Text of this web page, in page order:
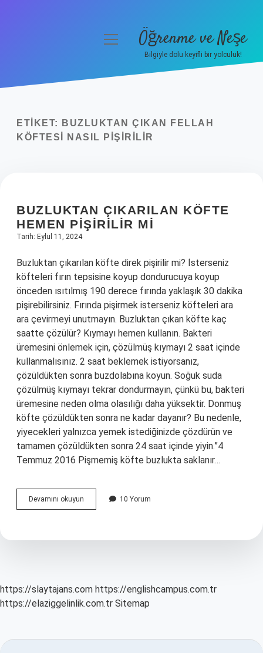
Yasal Uyarı
menüyüÖğrenme ve Neşe
Bilgiyle dolu keyifli bir yolculuk!
ETIKET:
BUZLUKTAN ÇIKAN FELLAH
KÖFTESI NASIL PIŞIRILIR
BUZLUKTAN ÇIKARILAN KÖFTE
HEMEN PIŞIRILIR MI
Tarih: Eylül 11, 2024
Buzluktan çıkarılan köfte direk pişirilir mi? İsterseniz
köfteleri fırın tepsisine koyup dondurucuya koyup
önceden ısıtılmış 190 derece fırında yaklaşık 30 dakika
pişirebilirsiniz. Fırında pişirmek isterseniz köfteleri ara
ara çevirmeyi unutmayın. Buzluktan çıkan köfte kaç
saatte çözülür? Kıymayı hemen kullanın. Bakteri
üremesini önlemek için, çözülmüş kıymayı 2 saat içinde
kullanmalısınız. 2 saat beklemek istiyorsanız,
çözüldükten sonra buzdolabına koyun. Soğuk suda
çözülmüş kıymayı tekrar dondurmayın, çünkü bu, bakteri
üremesine neden olma olasılığı daha yüksektir. Donmuş
köfte çözüldükten sonra ne kadar dayanır? Bu nedenle,
yiyecekleri yalnızca yemek istediğinizde çözdürün ve
tamamen çözüldükten sonra 24 saat içinde yiyin.”4
Temmuz 2016 Pişmemiş köfte buzlukta saklanır…
Devamını okuyun Buzluktan
Çıkarılan
Pişirilir
10 Yorum
https://slaytajans.com https://englishcampus.com.tr
https://elaziggelinlik.com.tr Sitemap